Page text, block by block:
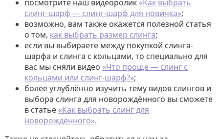
посмотрите наш видеоролик «Как выбрать
слинг-шарф — слинг-шарф для новичка»;
возможно, вам также окажется полезной статья
о том, как выбрать размер слинга;
если вы выбираете между покупкой слинга-
шарфа и слинга с кольцами, то специально для
вас мы сняли видео «Что проще — слинг с
кольцами или слинг-шарф?»;
более углублённо изучить тему видов слингов и
выбора слинга для новорождённого вы сможете
в статье «Как выбрать слинг для
новорождённого».